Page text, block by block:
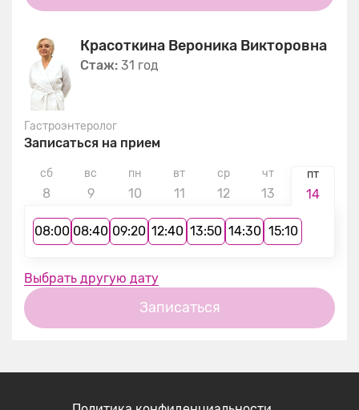
Красоткина Вероника Викторовна
Стаж: 31 год
Гастроэнтеролог
Записаться на прием
сб
8
вс
9
пн
10
вт
11
ср
12
чт
13
пт
14
08:00 08:40 09:20 12:40 13:50 14:30 15:10
Выбрать другую дату
Записаться